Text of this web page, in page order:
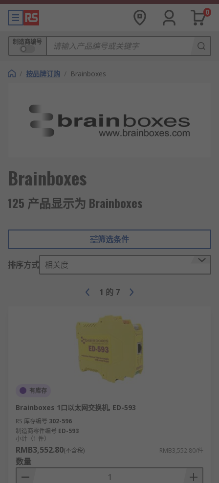
0
制造商编号
/ 按品牌订购 / Brainboxes
Brainboxes
125 产品显示为 Brainboxes
筛选条件
排序方式 相关度
1 的 7
有库存
Brainboxes 1口以太网交换机, ED-593
RS 库存编号 302-596
制造商零件编号 ED-593
小计（1 件）
RMB3,552.80(不含税) RMB3,552.80/件
数量